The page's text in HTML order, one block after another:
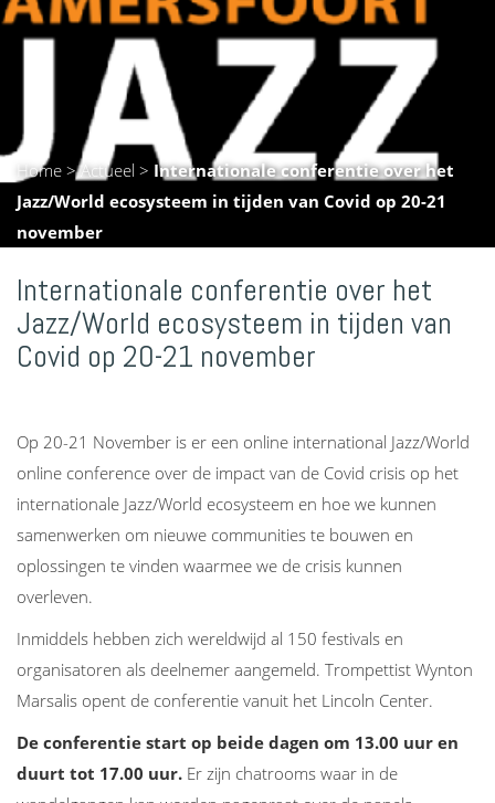
Home >Actueel > Internationale conferentie over het
Jazz/World ecosysteem in tijden van Covid op 20-21
november
Internationale conferentie over het
Jazz/World ecosysteem in tijden van
Covid op 20-21 november
Op 20-21 November is er een online international Jazz/World
online conference over de impact van de Covid crisis op het
internationale Jazz/World ecosysteem en hoe we kunnen
samenwerken om nieuwe communities te bouwen en
oplossingen te vinden waarmee we de crisis kunnen
overleven.
Inmiddels hebben zich wereldwijd al 150 festivals en
organisatoren als deelnemer aangemeld. Trompettist Wynton
Marsalis opent de conferentie vanuit het Lincoln Center.
De conferentie start op beide dagen om 13.00 uur en
duurt tot 17.00 uur. Er zijn chatrooms waar in de